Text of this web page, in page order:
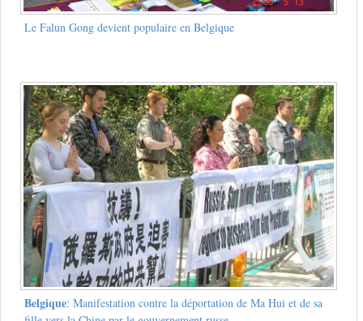
Le Falun Gong devient populaire en Belgique
Belgique: Manifestation contre la déportation de Ma Hui et de sa